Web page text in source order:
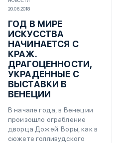
20.06.2018
ГОД В МИРЕ
ИСКУССТВА
НАЧИНАЕТСЯ С
КРАЖ.
ДРАГОЦЕННОСТИ,
УКРАДЕННЫЕ С
ВЫСТАВКИ В
ВЕНЕЦИИ
В начале года, в Венеции
произошло ограбление
дворца Дожей. Воры, как в
сюжете голливудского